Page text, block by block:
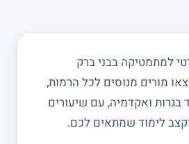
למתמטיקה בבני ברק
מורים מנוסים לכל הרמות,
בגרות ואקדמיה, עם שיעורים
לימוד שמתאים לכם.